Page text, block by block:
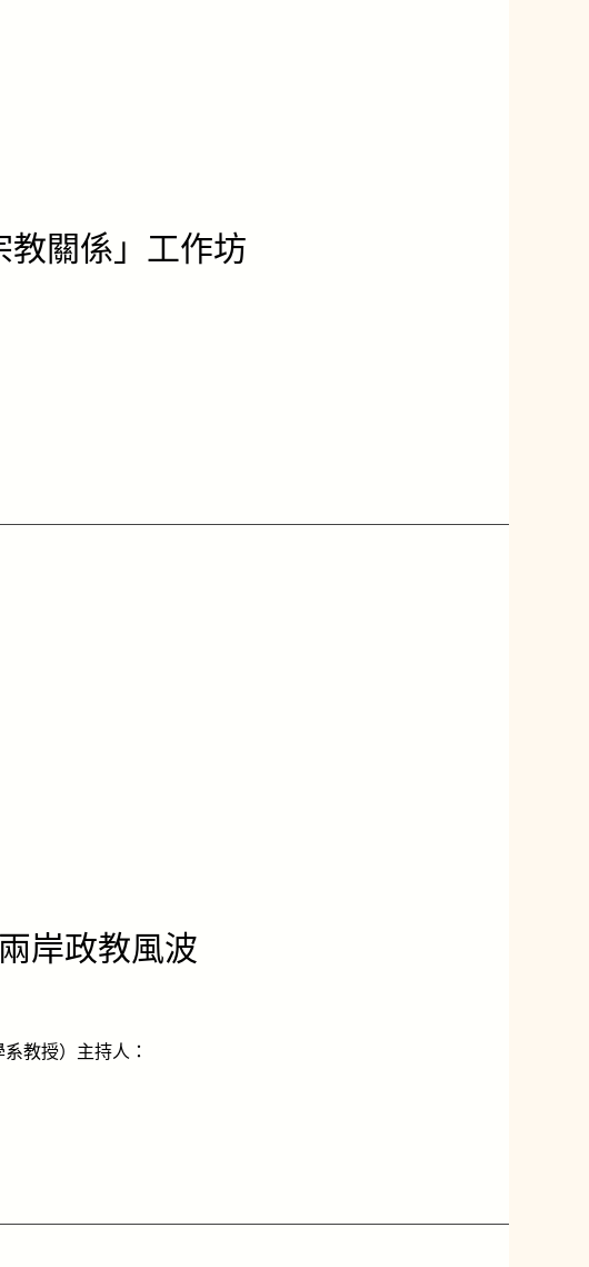
關係」工作坊
岸政教風波
教授）主持人：